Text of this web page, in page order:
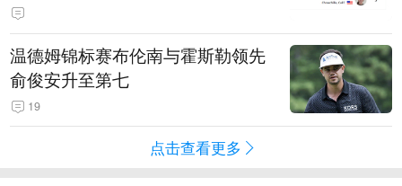
温德姆锦标赛布伦南与霍斯勒领先
俞俊安升至第七
19
点击查看更多